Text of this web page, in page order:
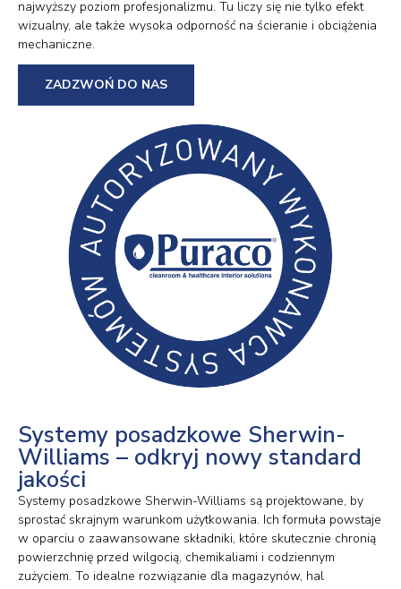
najwyższy poziom profesjonalizmu. Tu liczy się nie tylko efekt
wizualny, ale także wysoka odporność na ścieranie i obciążenia
mechaniczne.
ZADZWOŃ DO NAS
Systemy posadzkowe Sherwin-
Williams – odkryj nowy standard
jakości
Systemy posadzkowe Sherwin-Williams są projektowane, by
sprostać skrajnym warunkom użytkowania. Ich formuła powstaje
w oparciu o zaawansowane składniki, które skutecznie chronią
powierzchnię przed wilgocią, chemikaliami i codziennym
zużyciem. To idealne rozwiązanie dla magazynów, hal